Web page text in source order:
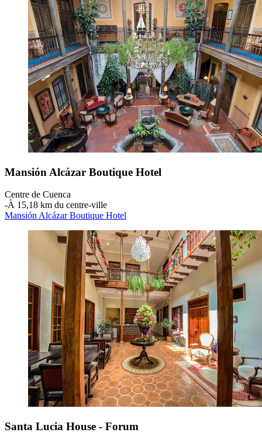
Mansión Alcázar Boutique Hotel
Centre de Cuenca
‐À 15,18 km du centre-ville
Mansión Alcázar Boutique Hotel
Santa Lucia House - Forum